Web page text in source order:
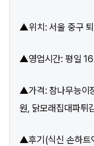
▲위치: 서울 중구
▲영업시간: 평일
▲가격: 참나무능이
원, 닭모래집대파튀
▲후기(식신 손하트